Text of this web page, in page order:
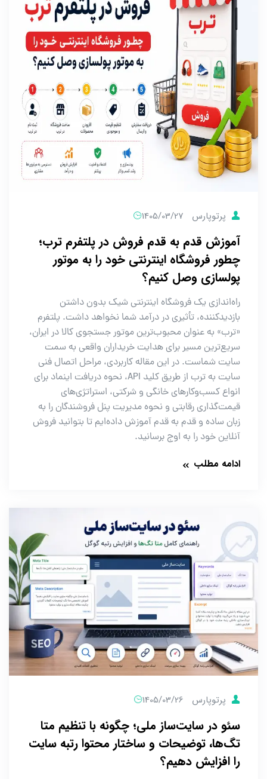
پرتوپارس 1405/03/27
آموزش قدم به قدم فروش در پلتفرم ترب؛
چطور فروشگاه اینترنتی خود را به موتور
پولسازی وصل کنیم؟
راه‌اندازی یک فروشگاه اینترنتی شیک بدون داشتن
بازدیدکننده، تأثیری در درآمد شما نخواهد داشت. پلتفرم
«ترب» به عنوان محبوب‌ترین موتور جستجوی کالا در ایران،
سریع‌ترین مسیر برای هدایت خریداران واقعی به سمت
سایت شماست. در این مقاله کاربردی، مراحل اتصال فنی
سایت به ترب از طریق کلید API، نحوه دریافت اینماد برای
انواع کسب‌وکارهای خانگی و شرکتی، استراتژی‌های
قیمت‌گذاری رقابتی و نحوه مدیریت پنل فروشندگان را به
زبان ساده و قدم به قدم آموزش داده‌ایم تا بتوانید فروش
آنلاین خود را به اوج برسانید.
ادامه مطلب
پرتوپارس 1405/03/26
سئو در سایت‌ساز ملی؛ چگونه با تنظیم متا
تگ‌ها، توضیحات و ساختار محتوا رتبه سایت
را افزایش دهیم؟